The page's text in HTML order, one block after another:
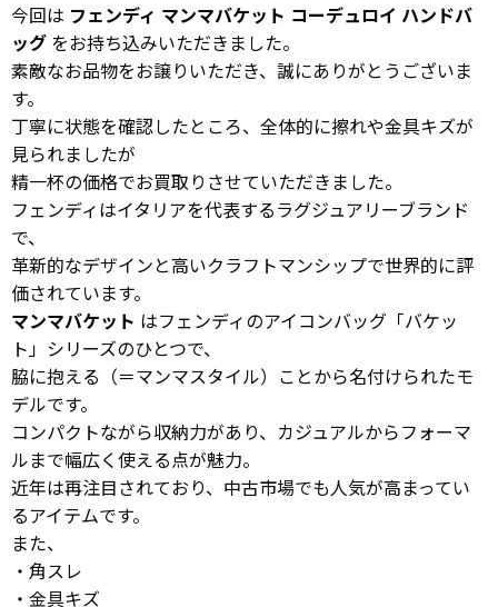
今回は フェンディ マンマバケット コーデュロイ ハンドバ
ッグ をお持ち込みいただきました。
素敵なお品物をお譲りいただき、誠にありがとうございま
す。
丁寧に状態を確認したところ、全体的に擦れや金具キズが
見られましたが
精一杯の価格でお買取りさせていただきました。
フェンディはイタリアを代表するラグジュアリーブランド
で、
革新的なデザインと高いクラフトマンシップで世界的に評
価されています。
マンマバケット はフェンディのアイコンバッグ「バケッ
ト」シリーズのひとつで、
脇に抱える（＝マンマスタイル）ことから名付けられたモ
デルです。
コンパクトながら収納力があり、カジュアルからフォーマ
ルまで幅広く使える点が魅力。
近年は再注目されており、中古市場でも人気が高まってい
るアイテムです。
また、
・角スレ
・金具キズ